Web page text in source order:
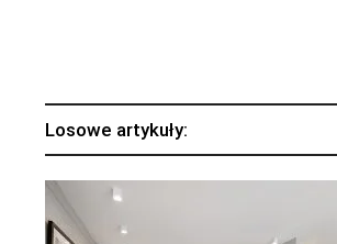
Losowe artykuły: